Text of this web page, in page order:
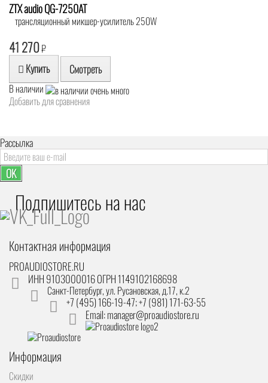
ZTX audio QG-7250AT
трансляционный микшер-усилитель 250W
41 270₽
Купить Смотреть
В наличии
Добавить для сравнения
Рассылка
OK
Подпишитесь на наc
Контактная информация
PROAUDIOSTORE.RU
ИНН 9103000016 ОГРН 1149102168698
Санкт-Петербург,ул. Русановская, д.17, к.2
+7 (495) 166-19-47; +7 (981) 171-63-55
Email: manager@proaudiostore.ru
Информация
Скидки